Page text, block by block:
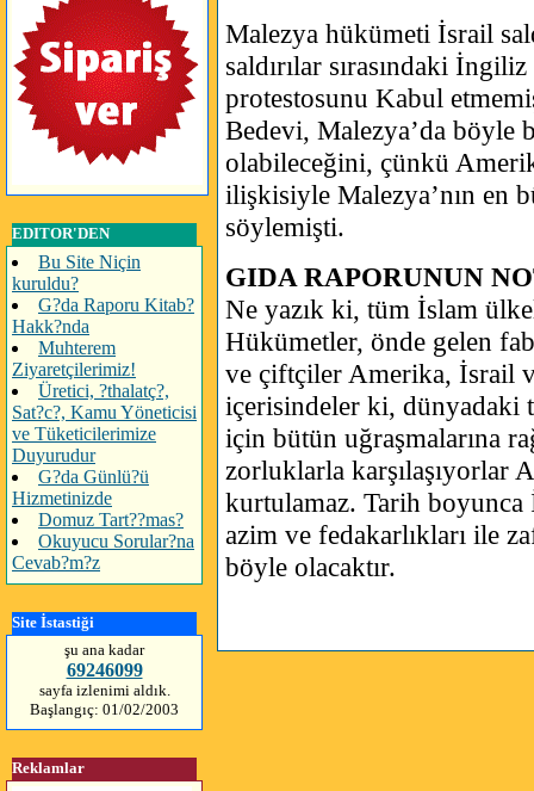
EDITOR'DEN
Bu Site Niçin
kuruldu?
G?da Raporu Kitab?
Hakk?nda
Muhterem
Ziyaretçilerimiz!
Üretici, ?thalatç?,
Sat?c?, Kamu Yöneticisi
ve Tüketicilerimize
Duyurudur
G?da Günlü?ü
Hizmetinizde
Domuz Tart??mas?
Okuyucu Sorular?na
Cevab?m?z
Site İstastiği
şu ana kadar
69246099
sayfa izlenimi aldık.
Başlangıç: 01/02/2003
Reklamlar
Malezya hükümeti İsrail
saldırılar sırasındaki
protestosunu Kabul
Bedevi, Malezya’da böyle
olabileceğini, çünkü
ilişkisiyle Malezya’nın en
söylemişti.
GIDA RAPORUNUN
Ne yazık ki, tüm İslam
Hükümetler, önde gelen
ve çiftçiler Amerika, İsrail
içerisindeler ki, dünyadaki
için bütün uğraşmalarına
zorluklarla karşılaşıyorlar
kurtulamaz. Tarih boyunca
azim ve fedakarlıkları ile
böyle olacaktır.